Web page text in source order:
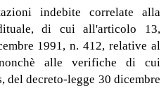
indebite correlate alla
di cui all'articolo 13,
1991, n. 412, relative al
alle verifiche di cui
del decreto-legge 30 dicembre